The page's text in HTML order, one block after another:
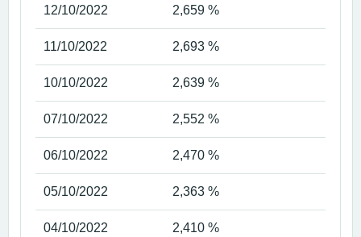
12/10/2022 2,659 %
11/10/2022 2,693 %
10/10/2022 2,639 %
07/10/2022 2,552 %
06/10/2022 2,470 %
05/10/2022 2,363 %
04/10/2022 2,410 %